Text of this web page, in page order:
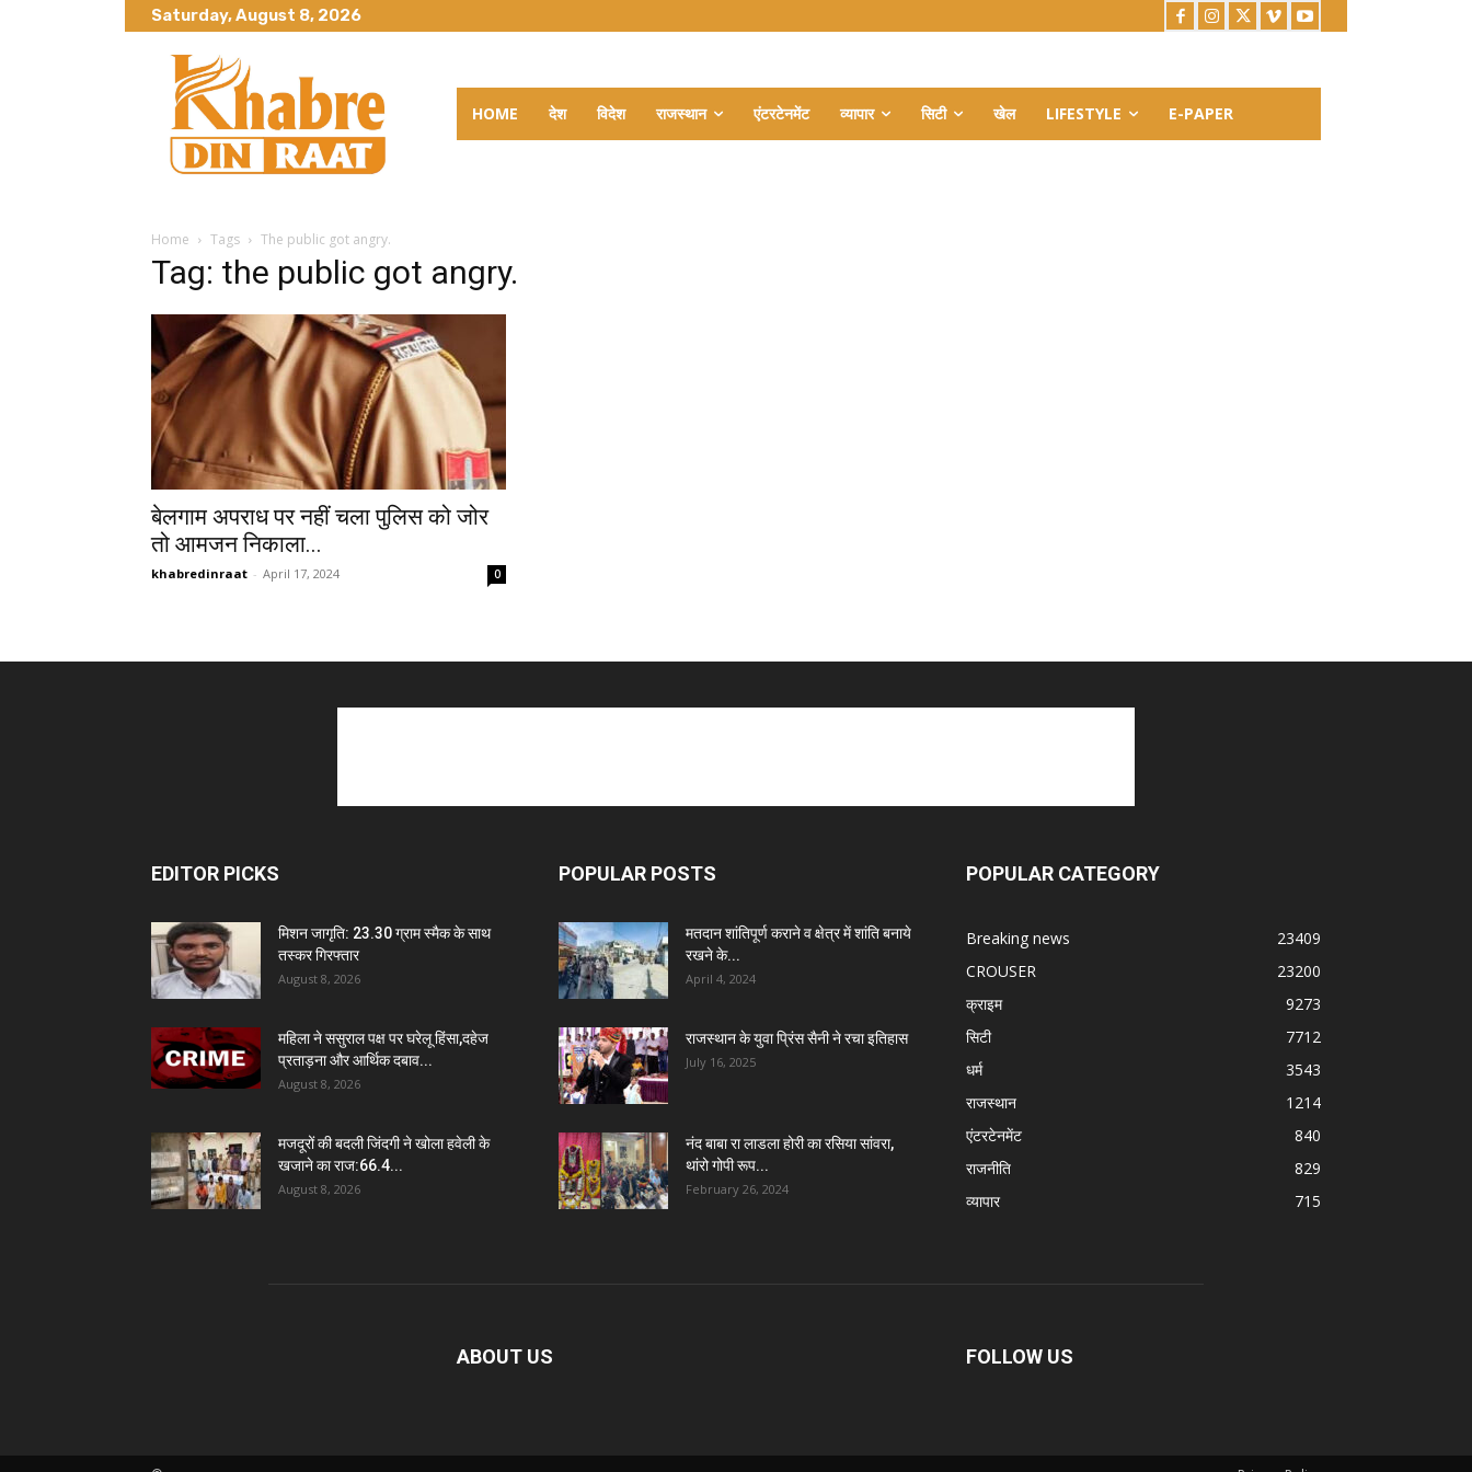
Saturday, August 8, 2026
HOME देश विदेश राजस्थान एंटरटेनमेंट व्यापार सिटी खेल LIFESTYLE E-PAPER
Home Tags The public got angry.
Tag: the public got angry.
बेलगाम अपराध पर नहीं चला पुलिस को जोर
तो आमजन निकाला...
khabredinraat - April 17, 2024 0
EDITOR PICKS
मिशन जागृति: 23.30 ग्राम स्मैक के साथ
तस्कर गिरफ्तार
August 8, 2026
महिला ने ससुराल पक्ष पर घरेलू हिंसा,दहेज
प्रताड़ना और आर्थिक दबाव...
August 8, 2026
मजदूरों की बदली जिंदगी ने खोला हवेली के
खजाने का राज:66.4...
August 8, 2026
POPULAR POSTS
मतदान शांतिपूर्ण कराने व क्षेत्र में शांति बनाये
रखने के...
April 4, 2024
राजस्थान के युवा प्रिंस सैनी ने रचा इतिहास
July 16, 2025
नंद बाबा रा लाडला होरी का रसिया सांवरा,
थांरो गोपी रूप...
February 26, 2024
POPULAR CATEGORY
Breaking news
23409
CROUSER
23200
क्राइम
9273
सिटी
7712
धर्म
3543
राजस्थान
1214
एंटरटेनमेंट
840
राजनीति
829
व्यापार
715
ABOUT US FOLLOW US